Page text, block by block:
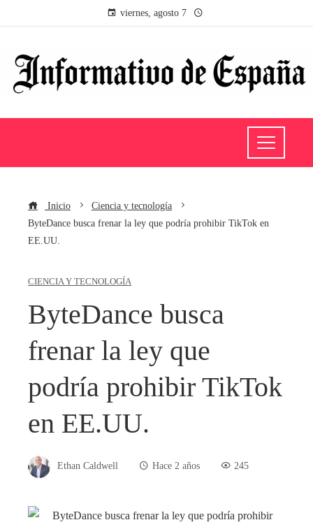
viernes, agosto 7
Inicio
Ciencia y tecnología
ByteDance busca frenar la ley que podría prohibir TikTok en
EE.UU.
CIENCIA Y TECNOLOGÍA
ByteDance busca
frenar la ley que
podría prohibir TikTok
en EE.UU.
Ethan Caldwell Hace 2 años 245